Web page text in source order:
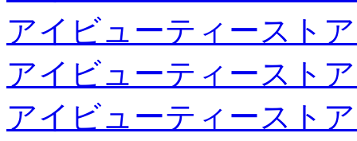
アイビューティースト
アイビューティースト
アイビューティースト